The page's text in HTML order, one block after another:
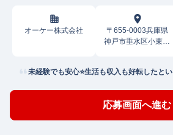
オーケー株式会社
〒655-0003兵庫県
神戸市垂水区小束山
未経験でも安心⭐生活も収入も好転したと
応募画面へ進む